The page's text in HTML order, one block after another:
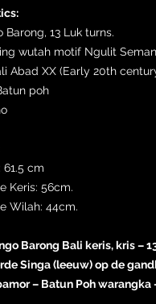
Barong, 13 Luk turns.
wutah motif Ngulit
Abad XX (Early 20th
poh
cm
Keris: 56cm.
Wilah: 44cm.
Barong Bali keris, kris –
Singa (leeuw) op de
– Batun Poh